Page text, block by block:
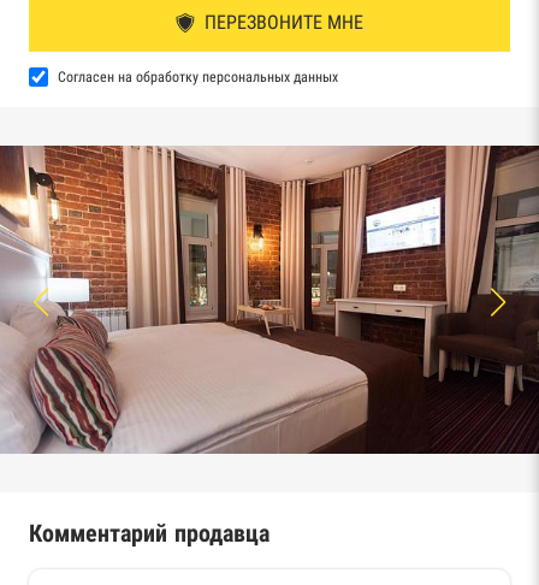
ПЕРЕЗВОНИТЕ МНЕ
Согласен на обработку персональных данных
Комментарий продавца